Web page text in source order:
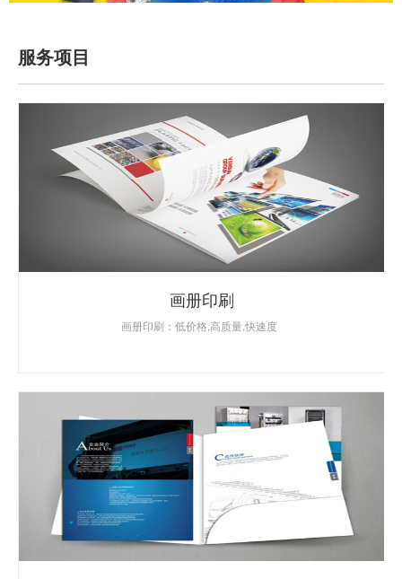
服务项目
画册印刷
画册印刷：低价格,高质量,快速度